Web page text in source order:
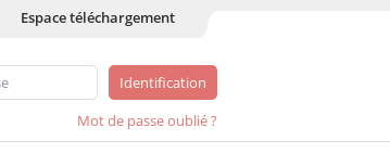
Espace téléchargement
Mot de passe oublié ?